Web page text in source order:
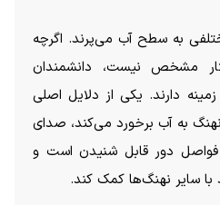
به سطح آب می‌پرند. اگرچه
مشخص نیست، دانشمندان
دارند. یکی از دلایل اصلی
نهنگ به آب برخورد می‌کند، صدای
فواصل دور قابل شنیدن است و
با سایر نهنگ‌ها کمک کند.